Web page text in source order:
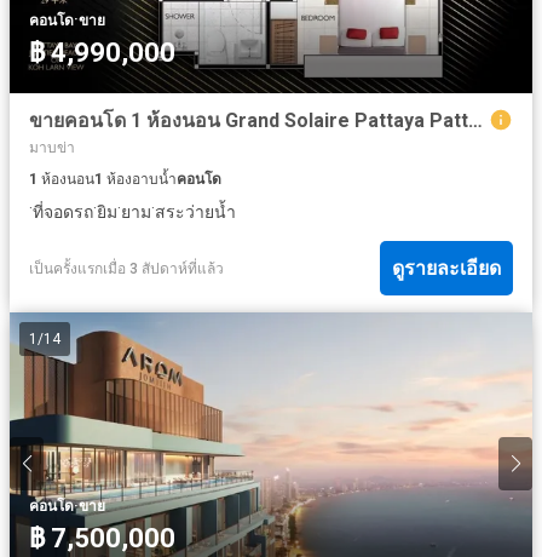
คอนโด·ขาย
฿ 4,990,000
ขายคอนโด 1 ห้องนอน Grand Solaire Pattaya Pattaya 29 ตร.ม. ชั้น 43
มาบข่า
1 ห้องนอน1 ห้องอาบน้ำคอนโด
·ที่จอดรถ·ยิม·ยาม·สระว่ายน้ำ
เป็นครั้งแรกเมื่อ 3 สัปดาห์ที่แล้ว ดูรายละเอียด
1 /14
คอนโด·ขาย
฿ 7,500,000